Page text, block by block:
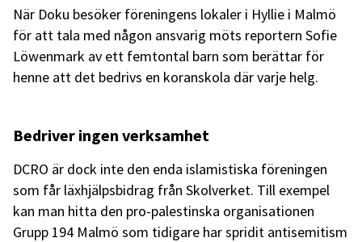
När Doku besöker föreningens lokaler i Hyllie i Malmö
för att tala med någon ansvarig möts reportern Sofie
Löwenmark av ett femtontal barn som berättar för
henne att det bedrivs en koranskola där varje helg.
Bedriver ingen verksamhet
DCRO är dock inte den enda islamistiska föreningen
som får läxhjälpsbidrag från Skolverket. Till exempel
kan man hitta den pro-palestinska organisationen
Grupp 194 Malmö som tidigare har spridit antisemitism